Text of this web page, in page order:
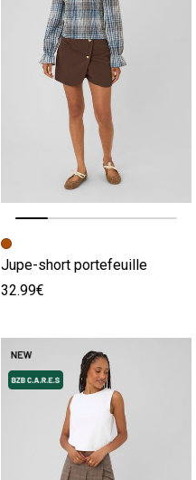
Image précédente
Image suivante
Jupe-short portefeuille
32.99€